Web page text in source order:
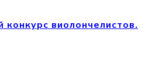
виолончелистов.